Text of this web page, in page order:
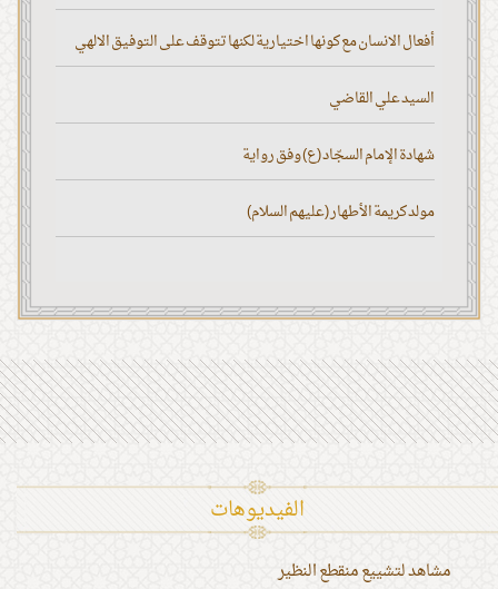
أفعال الانسان مع كونها اختيارية لكنها تتوقف على التوفيق الالهي
السيد علي القاضي
شهادة الإمام السجّاد (ع) وفق رواية
مولد كريمة الأطهار (عليهم السلام)
الفیدیوهات
مشاهد لتشييع منقطع النظير